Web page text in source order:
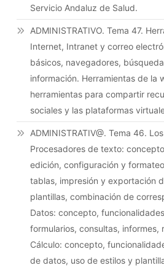
Servicio Andaluz de Salud.
ADMINISTRATIVO. Tema 47.
Internet, Intranet y correo
básicos, navegadores,
información. Herramientas de la
herramientas para compartir
sociales y las plataformas
ADMINISTRATIV@. Tema 46.
Procesadores de texto:
edición, configuración y
tablas, impresión y exportación
plantillas, combinación de
Datos: concepto,
formularios, consultas, informes,
Cálculo: concepto,
de datos, uso de estilos y